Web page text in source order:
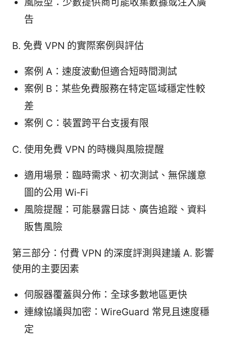
風險型：少數提供商可能收集數據或注入廣
告
B. 免費 VPN 的實際案例與評估
案例 A：速度波動但適合短時間測試
案例 B：某些免費服務在特定區域穩定性較
差
案例 C：裝置跨平台支援有限
C. 使用免費 VPN 的時機與風險提醒
適用場景：臨時需求、初次測試、無保護意
圖的公用 Wi‑Fi
風險提醒：可能暴露日誌、廣告追蹤、資料
販售風險
第三部分：付費 VPN 的深度評測與建議 A. 影響
使用的主要因素
伺服器覆蓋與分佈：全球多數地區更快
連線協議與加密：WireGuard 常見且速度穩
定